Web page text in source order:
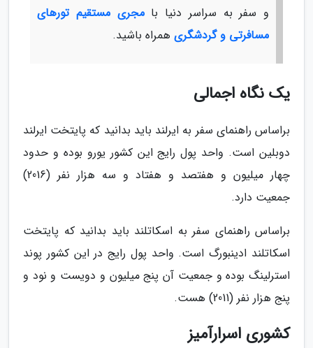
و سفر به سراسر دنیا بامجری مستقیم تورهای
مسافرتی و گردشگری همراه باشید.
یک نگاه اجمالی
براساس راهنمای سفر به ایرلند باید بدانید که پایتخت ایرلند
دوبلین است. واحد پول رایج این کشور یورو بوده و حدود
چهار میلیون و هفتصد و هفتاد و سه هزار نفر (2016)
جمعیت دارد.
براساس راهنمای سفر به اسکاتلند باید بدانید که پایتخت
اسکاتلند ادینبورگ است. واحد پول رایج در این کشور پوند
استرلینگ بوده و جمعیت آن پنج میلیون و دویست و نود و
پنج هزار نفر (2011) هست.
کشوری اسرارآمیز